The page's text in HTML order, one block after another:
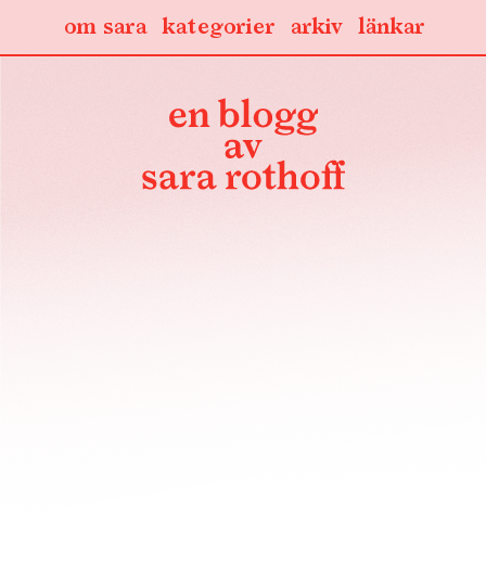
länkar
arkiv
kategorier
om sara